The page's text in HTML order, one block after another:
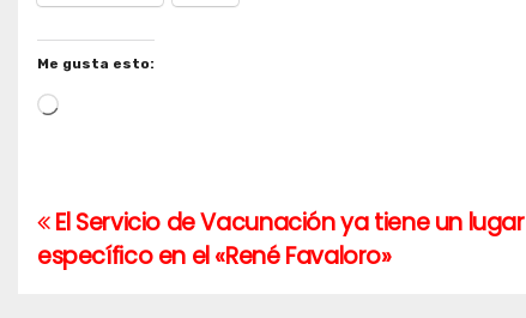
Me gusta esto:
Cargando...
Navegación
de
El Servicio de Vacunación ya tiene un lugar
específico en el «René Favaloro»